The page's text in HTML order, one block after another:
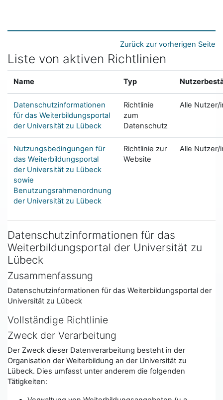
Zurück zur vorherigen Seite
Liste von aktiven Richtlinien
Name Typ
Datenschutzinformationen
für das Weiterbildungsportal
der Universität zu Lübeck
Richtlinie
zum
Datenschutz
Alle Nutzer/
Nutzungsbedingungen für
das Weiterbildungsportal
der Universität zu Lübeck
sowie
Benutzungsrahmenordnung
der Universität zu Lübeck
Richtlinie zur
Website
Alle Nutzer/
Datenschutzinformationen für das
Weiterbildungsportal der Universität zu
Lübeck
Zusammenfassung
Datenschutzinformationen für das Weiterbildungsportal der
Universität zu Lübeck
Vollständige Richtlinie
Zweck der Verarbeitung
Der Zweck dieser Datenverarbeitung besteht in der
Organisation der Weiterbildung an der Universität zu
Lübeck. Dies umfasst unter anderem die folgenden
Tätigkeiten: